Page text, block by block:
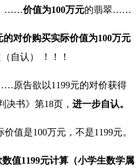
……价值为100万元的翡翠……
的对价购买实际价值为100万元
自认） ！！！
原告欲以1199元的对价获得
决书》第18页， 进一步自认。
价值是100万元，不是1199元。
数值1199元计算（小学生数学属